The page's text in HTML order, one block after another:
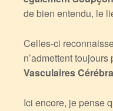
de bien entendu, le
Celles-ci
n’admettent toujours
Vasculaires
Ici encore, je pense